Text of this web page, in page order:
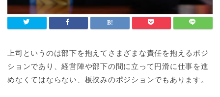
上司というのは部下を抱えてさまざまな責任を抱えるポジ
ションであり、経営陣や部下の間に立って円滑に仕事を進
めなくてはならない、板挟みのポジションでもあります。